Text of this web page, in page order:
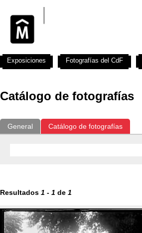
Catálogo de fotografías
General Catálogo de fotografías
Resultados 1 - 1 de 1
Exposiciones Fotografías del CdF